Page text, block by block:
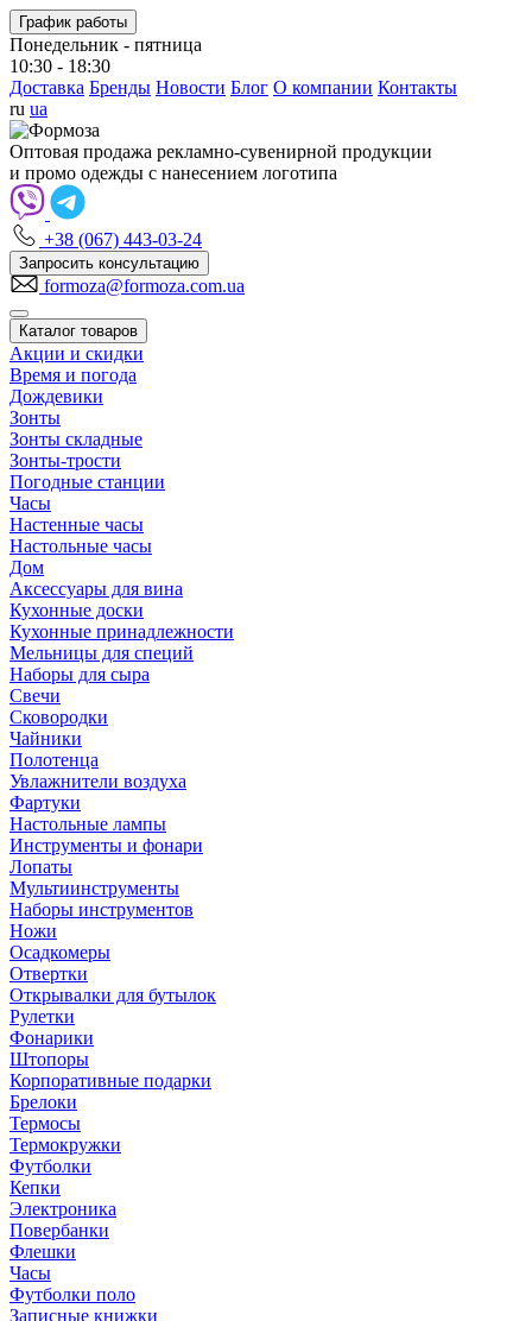
График работы
Понедельник - пятница
10:30 - 18:30
Доставка Бренды Новости Блог О компании Контакты
ru ua
Оптовая продажа рекламно-сувенирной продукции
и промо одежды с нанесением логотипа
+38 (067) 443-03-24
Запросить консультацию
formoza@formoza.com.ua
Каталог товаров
Акции и скидки
Время и погода
Дождевики
Зонты
Зонты складные
Зонты-трости
Погодные станции
Часы
Настенные часы
Настольные часы
Дом
Аксессуары для вина
Кухонные доски
Кухонные принадлежности
Мельницы для специй
Наборы для сыра
Свечи
Сковородки
Чайники
Полотенца
Увлажнители воздуха
Фартуки
Настольные лампы
Инструменты и фонари
Лопаты
Мультиинструменты
Наборы инструментов
Ножи
Осадкомеры
Отвертки
Открывалки для бутылок
Рулетки
Фонарики
Штопоры
Корпоративные подарки
Брелоки
Термосы
Термокружки
Футболки
Кепки
Электроника
Повербанки
Флешки
Часы
Футболки поло
Записные книжки